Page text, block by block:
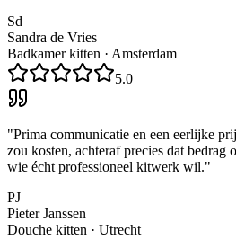
Sd
Sandra de Vries
Badkamer kitten · Amsterdam
5.0
"Prima communicatie en een eerlijke
zou kosten, achteraf precies dat bedrag
wie écht professioneel kitwerk wil."
PJ
Pieter Janssen
Douche kitten · Utrecht